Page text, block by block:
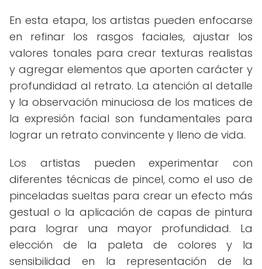
En esta etapa, los artistas pueden enfocarse
en refinar los rasgos faciales, ajustar los
valores tonales para crear texturas realistas
y agregar elementos que aporten carácter y
profundidad al retrato. La atención al detalle
y la observación minuciosa de los matices de
la expresión facial son fundamentales para
lograr un retrato convincente y lleno de vida.
Los artistas pueden experimentar con
diferentes técnicas de pincel, como el uso de
pinceladas sueltas para crear un efecto más
gestual o la aplicación de capas de pintura
para lograr una mayor profundidad. La
elección de la paleta de colores y la
sensibilidad en la representación de la